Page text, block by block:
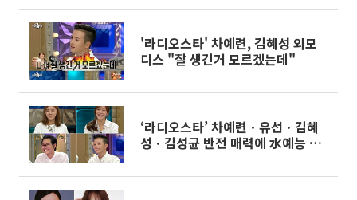
'라디오스타' 차예련, 김혜성 외모
디스 "잘 생긴거 모르겠는데"
‘라디오스타’ 차예련ㆍ유선ㆍ김혜
성ㆍ김성균 반전 매력에 水예능 시